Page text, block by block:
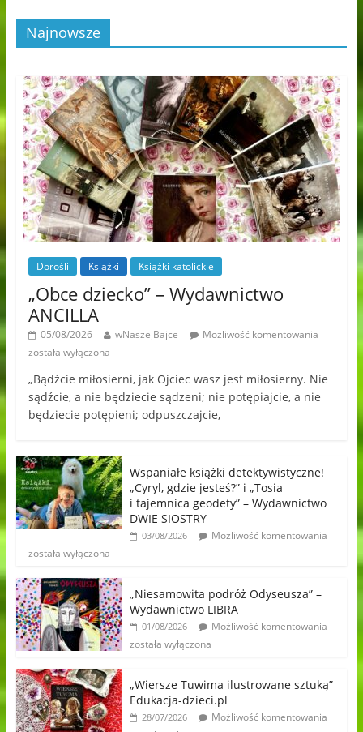
Najnowsze
Dorośli Książki Książki katolickie
„Obce dziecko” – Wydawnictwo
ANCILLA
05/08/2026 wNaszejBajce
Możliwość komentowania
została wyłączona
„Bądźcie miłosierni, jak Ojciec wasz jest miłosierny. Nie
sądźcie, a nie będziecie sądzeni; nie potępiajcie, a nie
będziecie potępieni; odpuszczajcie,
Wspaniałe książki detektywistyczne!
„Cyryl, gdzie jesteś?” i „Tosia
i tajemnica geodety” – Wydawnictwo
DWIE SIOSTRY
03/08/2026
Możliwość komentowania
została wyłączona
„Niesamowita podróż Odyseusza” –
Wydawnictwo LIBRA
01/08/2026
Możliwość komentowania
została wyłączona
„Wiersze Tuwima ilustrowane sztuką”
Edukacja-dzieci.pl
28/07/2026
Możliwość komentowania